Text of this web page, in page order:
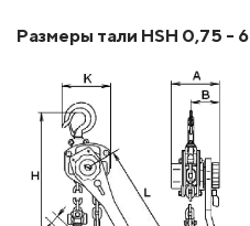
Размеры тали HSH 0,75 - 6